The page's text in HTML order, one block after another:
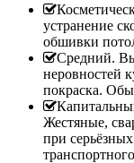
устранение
обшивки
Средний.
неровностей
покраска.
Жестяные,
при